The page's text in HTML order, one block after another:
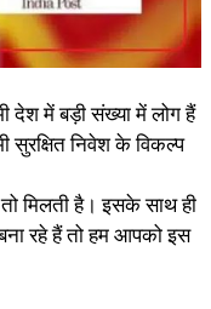
देश में बड़ी संख्या में लोग हैं
निवेश के विकल्प
मिलती है। इसके साथ ही
रहे हैं तो हम आपको इस